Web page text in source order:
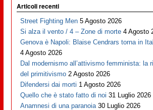
Articoli recenti
Street Fighting Men 5 Agosto 2026
Si alza il vento / 4 – Zone di morte 4 Agosto
Genova è Napoli: Blaise Cendrars torna in
4 Agosto 2026
Dal modernismo all’attivismo femminista: la
del primitivismo 2 Agosto 2026
Difendersi dai morti 1 Agosto 2026
Quello che è stato fatto di noi 31 Luglio 2026
Anamnesi di una paranoia 30 Luglio 2026